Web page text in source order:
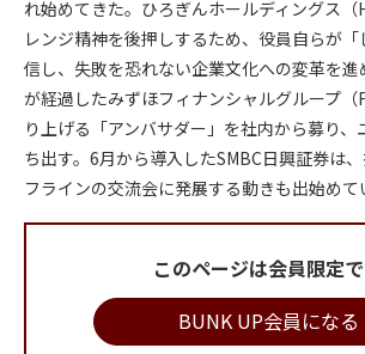
れ始めてきた。ひろぎんホールディングス（
レンジ精神を後押しするため、役員自らが
信し、失敗を恐れない企業文化への変革を
が経過したみずほフィナンシャルグループ（
り上げる「アンバサダー」を社内から募り
ち出す。6月から導入したSMBC日興証券は
フラインの交流会に発展する動きも出始めて
このページは会員限定
BUNK UP会員になる